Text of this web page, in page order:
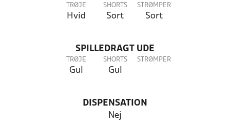
TRØJE
Hvid
SHORTS
Sort
STRØMPER
Sort
SPILLEDRAGT UDE
TRØJE
Gul
SHORTS
Gul
STRØMPER
DISPENSATION
Nej